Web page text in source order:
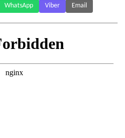
WhatsApp Viber Email